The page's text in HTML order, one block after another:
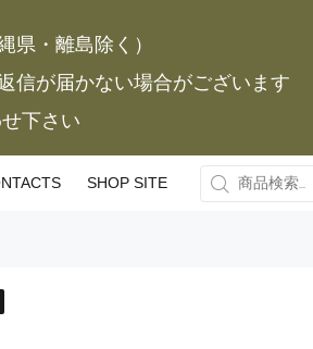
県・離島除く）
信が届かない場合がございます
下さい
SHOP SITE